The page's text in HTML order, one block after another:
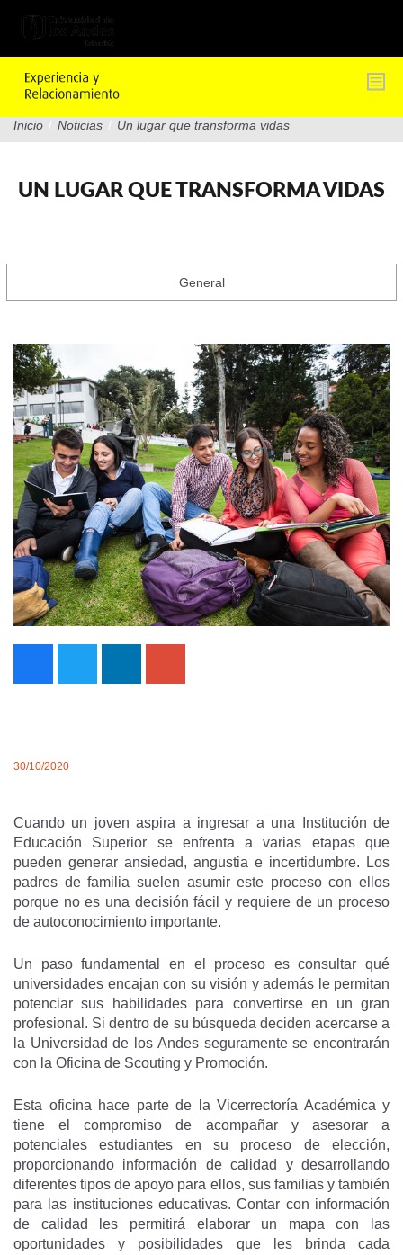
Inicio / Noticias / Un lugar que transforma vidas
UN LUGAR QUE TRANSFORMA VIDAS
General
30/10/2020
Cuando un joven aspira a ingresar a una Institución de
Educación Superior se enfrenta a varias etapas que
pueden generar ansiedad, angustia e incertidumbre. Los
padres de familia suelen asumir este proceso con ellos
porque no es una decisión fácil y requiere de un proceso
de autoconocimiento importante.
Un paso fundamental en el proceso es consultar qué
universidades encajan con su visión y además le permitan
potenciar sus habilidades para convertirse en un gran
profesional. Si dentro de su búsqueda deciden acercarse a
la Universidad de los Andes seguramente se encontrarán
con la Oficina de Scouting y Promoción.
Esta oficina hace parte de la Vicerrectoría Académica y
tiene el compromiso de acompañar y asesorar a
potenciales estudiantes en su proceso de elección,
proporcionando información de calidad y desarrollando
diferentes tipos de apoyo para ellos, sus familias y también
para las instituciones educativas. Contar con información
de calidad les permitirá elaborar un mapa con las
oportunidades y posibilidades que les brinda cada